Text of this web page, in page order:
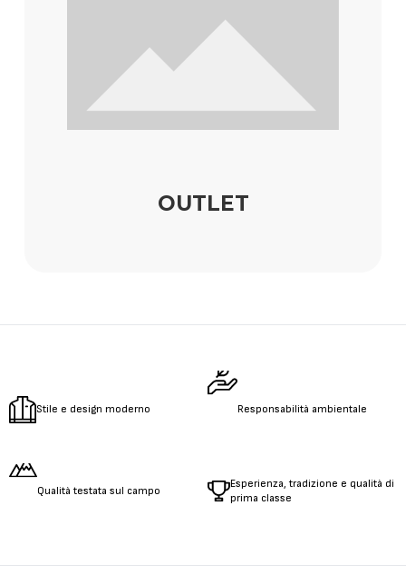
OUTLET
Stile e design moderno Responsabilità ambientale
Qualità testata sul campo
Esperienza, tradizione e qualità di
prima classe